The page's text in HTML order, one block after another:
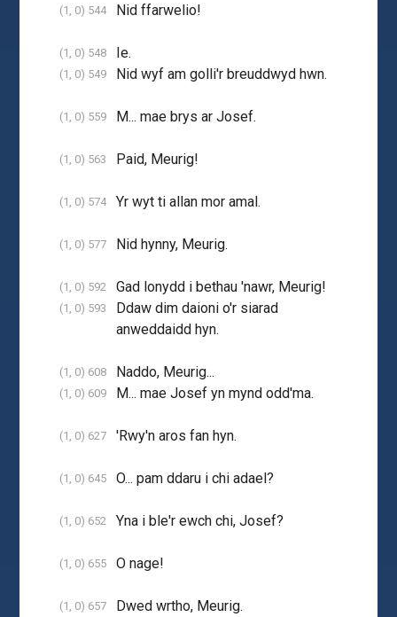
(1, 0) 544 Nid ffarwelio!
(1, 0) 548 Ie.
(1, 0) 549 Nid wyf am golli'r breuddwyd hwn.
(1, 0) 559 M... mae brys ar Josef.
(1, 0) 563 Paid, Meurig!
(1, 0) 574 Yr wyt ti allan mor amal.
(1, 0) 577 Nid hynny, Meurig.
(1, 0) 592 Gad lonydd i bethau 'nawr, Meurig!
(1, 0) 593
Ddaw dim daioni o'r siarad
anweddaidd hyn.
(1, 0) 608 Naddo, Meurig...
(1, 0) 609 M... mae Josef yn mynd odd'ma.
(1, 0) 627 'Rwy'n aros fan hyn.
(1, 0) 645 O... pam ddaru i chi adael?
(1, 0) 652 Yna i ble'r ewch chi, Josef?
(1, 0) 655 O nage!
(1, 0) 657 Dwed wrtho, Meurig.